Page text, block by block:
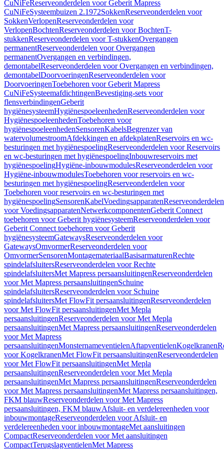
CuNiFeReserveonderdelen voor Geberit Mapress
CuNiFeSysteembuizen 2.1972SokkenReserveonderdelen voor
SokkenVerlopenReserveonderdelen voor
VerlopenBochtenReserveonderdelen voor BochtenT-
stukkenReserveonderdelen voor T-stukkenOvergangen
permanentReserveonderdelen voor Overgangen
permanentOvergangen en verbindingen,
demontabelReserveonderdelen voor Overgangen en verbindingen,
demontabelDoorvoeringenReserveonderdelen voor
DoorvoeringenToebehoren voor Geberit Mapress
CuNiFeSysteemafdichtingenBevestiging-sets voor
flensverbindingenGeberit
hygiënesysteemHygiënespoeleenhedenReserveonderdelen voor
HygiënespoeleenhedenToebehoren voor
hygiënespoeleenhedenSensorenKabelsBegrenzer van
watervolumestroomAfdekkingen en afdekplatenReservoirs en wc-
besturingen met hygiënespoelingReserveonderdelen voor Reservoirs
en wc-besturingen met hygiënespoelingInbouwreservoirs met
hygiënespoelingHygiëne-inbouwmodulesReserveonderdelen voor
Hygiëne-inbouwmodulesToebehoren voor reservoirs en wc-
besturingen met hygiënespoelingReserveonderdelen voor
Toebehoren voor reservoirs en wc-besturingen met
hygiënespoelingSensorenKabelVoedingsapparatenReserveonderdelen
voor VoedingsapparatenNetwerkcomponentenGeberit Connect
toebehoren voor Geberit hygiënesysteemReserveonderdelen voor
Geberit Connect toebehoren voor Geberit
hygiënesysteemGatewaysReserveonderdelen voor
GatewaysOmvormerReserveonderdelen voor
OmvormerSensorenMontagemateriaalBasisarmaturenRechte
spindelafsluitersReserveonderdelen voor Rechte
spindelafsluitersMet Mapress persaansluitingenReserveonderdelen
voor Met Mapress persaansluitingenSchuine
spindelafsluitersReserveonderdelen voor Schuine
spindelafsluitersMet FlowFit persaansluitingenReserveonderdelen
voor Met FlowFit persaansluitingenMet Mepla
persaansluitingenReserveonderdelen voor Met Mepla
persaansluitingenMet Mapress persaansluitingenReserveonderdelen
voor Met Mapress
persaansluitingenMonsternameventielenAftapventielenKogelkranen
voor KogelkranenMet FlowFit persaansluitingenReserveonderdelen
voor Met FlowFit persaansluitingenMet Mepla
persaansluitingenReserveonderdelen voor Met Mepla
persaansluitingenMet Mapress persaansluitingenReserveonderdelen
voor Met Mapress persaansluitingenMet Mapress persaansluitingen,
FKM blauwReserveonderdelen voor Met Mapress
persaansluitingen, FKM blauwAfsluit- en verdelereenheden voor
inbouwmontageReserveonderdelen voor Afsluit- en
verdelereenheden voor inbouwmontageMet aansluitingen
CompactReserveonderdelen voor Met aansluitingen
CompactTerugslagventielenMet Mapress